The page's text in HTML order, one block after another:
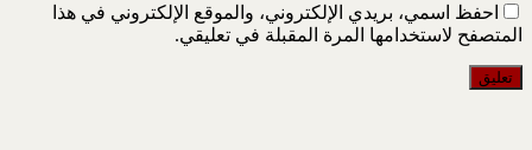
احفظ اسمي، بريدي الإلكتروني، والموقع الإلكتروني في هذا
المتصفح لاستخدامها المرة المقبلة في تعليقي.